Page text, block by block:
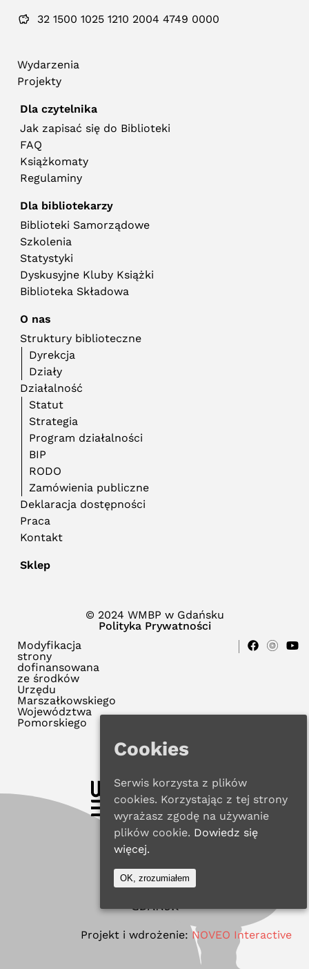
32 1500 1025 1210 2004 4749 0000
Wydarzenia
Projekty
Dla czytelnika
Jak zapisać się do Biblioteki
FAQ
Książkomaty
Regulaminy
Dla bibliotekarzy
Biblioteki Samorządowe
Szkolenia
Statystyki
Dyskusyjne Kluby Książki
Biblioteka Składowa
O nas
Struktury biblioteczne
Dyrekcja
Działy
Działalność
Statut
Strategia
Program działalności
BIP
RODO
Zamówienia publiczne
Deklaracja dostępności
Praca
Kontakt
Sklep
© 2024 WMBP w Gdańsku
Polityka Prywatności
Modyfikacja
strony
dofinansowana
ze środków
Urzędu
Marszałkowskiego
Województwa
Pomorskiego
Projekt i wdrożenie: NOVEO Interactive
Cookies
Serwis korzysta z plików
cookies. Korzystając z tej strony
wyrażasz zgodę na używanie
plików cookie. Dowiedz się
więcej.
OK, zrozumiałem